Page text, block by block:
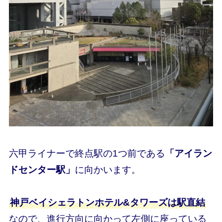
六甲ライナーで終点駅の1つ前である 「アイラン
ドセンター駅」 に向かいます。
神戸ベイシェラトンホテル&タワーズは駅直結
なので、進行方向に向かって左側に座っている